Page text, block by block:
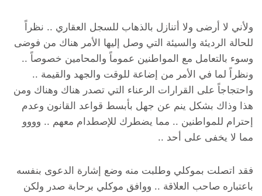
ولأني لا أرضى ولا أتنازل بالذهاب للسجل العقاري .. نظراً
للحالة الرديئة والسيئة التي وصل إليها الأمر هناك من فوضى
وسوء بالتعامل مع المواطنين عموماً والمحامين خصوصاً ..
ونظراً لما في الأمر من إضاعة للوقت والجهد والقيمة ..
واحتجاجاً على القرارات الرعناء التي تصدر هناك وهناك ومن
هذا وذاك بشكل ينم عن جهل بأبسط قواعد القانون وعدم
إحترام للمواطنين .. مما يضطرك للإصطدام معهم .. وووو
مما لا يخفى على أحد ..
فقد اتصلت بموكلي وطلبت منه وضع إشارة الدعوى بنفسه
باعتباره صاحب العلاقة .. ووافق موكلي برحابة صدر ولكن